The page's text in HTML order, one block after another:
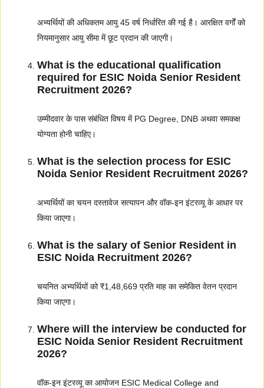
अभ्यर्थियों की अधिकतम आयु 45 वर्ष निर्धारित की गई है। आरक्षित वर्गों को
नियमानुसार आयु सीमा में छूट प्रदान की जाएगी।
What is the educational qualification
required for ESIC Noida Senior Resident
Recruitment 2026?
उम्मीदवार के पास संबंधित विषय में PG Degree, DNB अथवा समकक्ष
योग्यता होनी चाहिए।
What is the selection process for ESIC
Noida Senior Resident Recruitment 2026?
अभ्यर्थियों का चयन दस्तावेज सत्यापन और वॉक-इन इंटरव्यू के आधार पर
किया जाएगा।
What is the salary of Senior Resident in
ESIC Noida Recruitment 2026?
चयनित अभ्यर्थियों को ₹1,48,669 प्रति माह का समेकित वेतन प्रदान
किया जाएगा।
Where will the interview be conducted for
ESIC Noida Senior Resident Recruitment
2026?
वॉक-इन इंटरव्यू का आयोजन ESIC Medical College and